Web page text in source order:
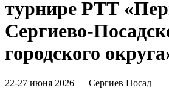
турнире РТТ
Сергиево-
городского
22-27 июня 2026 — Сергиев Посад